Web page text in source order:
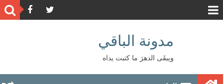
مدونة الباقي
ويبقَى الدهرَ ما كتبت يداه